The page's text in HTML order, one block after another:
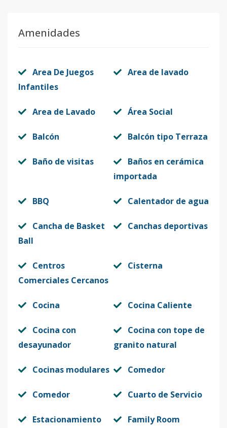
Amenidades
Area De Juegos
Infantiles
Area de lavado
Area de Lavado Área Social
Balcón Balcón tipo Terraza
Baño de visitas
Baños en cerámica
importada
BBQ Calentador de agua
Cancha de Basket
Ball
Canchas deportivas
Centros
Comerciales Cercanos
Cisterna
Cocina Cocina Caliente
Cocina con
desayunador
Cocina con tope de
granito natural
Cocinas modulares Comedor
Comedor Cuarto de Servicio
Estacionamiento
Family Room